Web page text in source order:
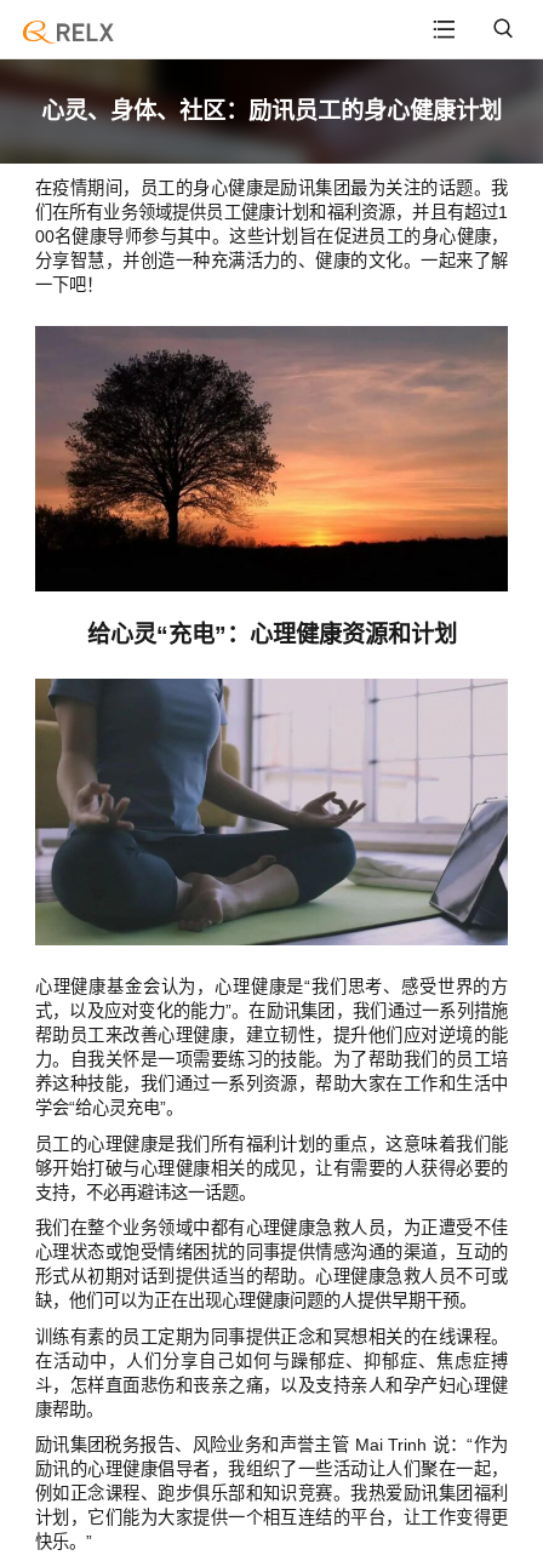
心灵、身体、社区：励讯员工的身心健康计划
在疫情期间，员工的身心健康是励讯集团最为关注的话题。我
们在所有业务领域提供员工健康计划和福利资源，并且有超过1
00名健康导师参与其中。这些计划旨在促进员工的身心健康，
分享智慧，并创造一种充满活力的、健康的文化。一起来了解
一下吧！
给心灵“充电”：心理健康资源和计划
心理健康基金会认为，心理健康是“我们思考、感受世界的方
式，以及应对变化的能力”。在励讯集团，我们通过一系列措施
帮助员工来改善心理健康，建立韧性，提升他们应对逆境的能
力。自我关怀是一项需要练习的技能。为了帮助我们的员工培
养这种技能，我们通过一系列资源，帮助大家在工作和生活中
学会“给心灵充电”。
员工的心理健康是我们所有福利计划的重点，这意味着我们能
够开始打破与心理健康相关的成见，让有需要的人获得必要的
支持，不必再避讳这一话题。
我们在整个业务领域中都有心理健康急救人员，为正遭受不佳
心理状态或饱受情绪困扰的同事提供情感沟通的渠道，互动的
形式从初期对话到提供适当的帮助。心理健康急救人员不可或
缺，他们可以为正在出现心理健康问题的人提供早期干预。
训练有素的员工定期为同事提供正念和冥想相关的在线课程。
在活动中，人们分享自己如何与躁郁症、抑郁症、焦虑症搏
斗，怎样直面悲伤和丧亲之痛，以及支持亲人和孕产妇心理健
康帮助。
励讯集团税务报告、风险业务和声誉主管 Mai Trinh 说：“作为
励讯的心理健康倡导者，我组织了一些活动让人们聚在一起，
例如正念课程、跑步俱乐部和知识竞赛。我热爱励讯集团福利
计划，它们能为大家提供一个相互连结的平台，让工作变得更
快乐。”